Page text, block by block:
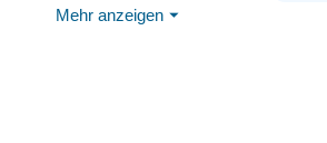
mittelgroße und große
Mehr anzeigen ⏷